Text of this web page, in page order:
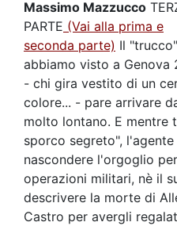
Massimo Mazzucco
PARTE (Vai alla prima e
seconda parte) Il
abbiamo visto a Genova
- chi gira vestito di un
colore... - pare arrivare
molto lontano. E mentre
sporco segreto", l'agente
nascondere l'orgoglio
operazioni militari, nè il
descrivere la morte di
Castro per avergli